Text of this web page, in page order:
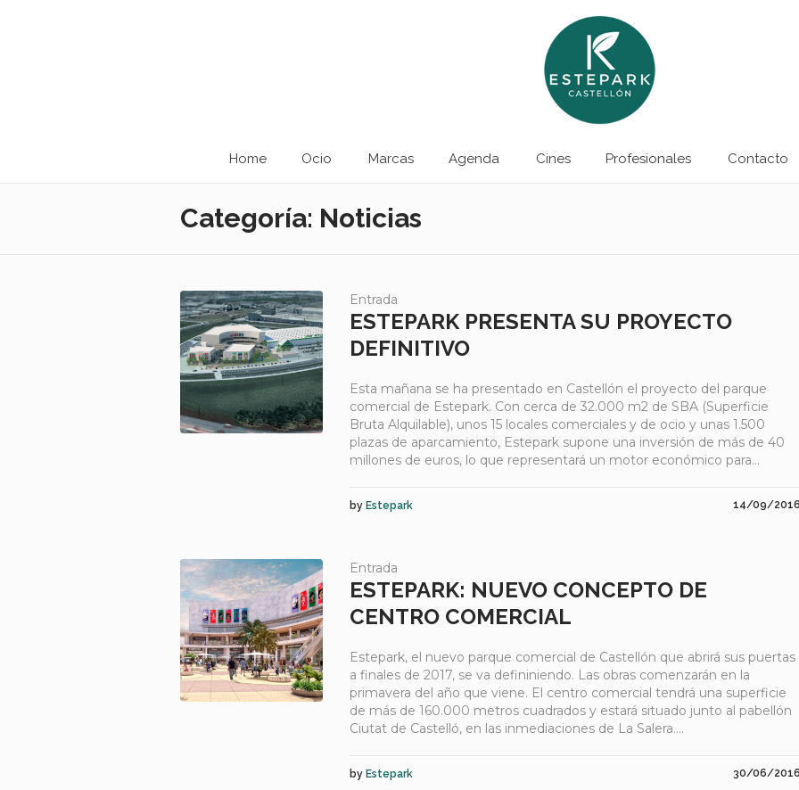
Home Ocio Marcas Agenda Cines Profesionales Contacto
Categoría: Noticias
Entrada
ESTEPARK PRESENTA SU PROYECTO
DEFINITIVO
Esta mañana se ha presentado en Castellón el proyecto del parque
comercial de Estepark. Con cerca de 32.000 m2 de SBA (Superficie
Bruta Alquilable), unos 15 locales comerciales y de ocio y unas 1.500
plazas de aparcamiento, Estepark supone una inversión de más de 40
millones de euros, lo que representará un motor económico para...
14/09/
by Estepark
Entrada
ESTEPARK: NUEVO CONCEPTO DE
CENTRO COMERCIAL
Estepark, el nuevo parque comercial de Castellón que abrirá sus puertas
a finales de 2017, se va defininiendo. Las obras comenzarán en la
primavera del año que viene. El centro comercial tendrá una superficie
de más de 160.000 metros cuadrados y estará situado junto al pabellón
Ciutat de Castelló, en las inmediaciones de La Salera....
30/06/
by Estepark